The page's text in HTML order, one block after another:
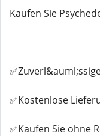
Kaufen Sie
✅Kostenlose
✅Kaufen Sie ohne